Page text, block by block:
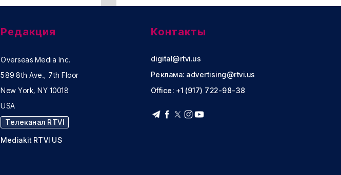
Редакция
Overseas Media Inc.
589 8th Ave., 7th Floor
New York, NY 10018
USA
Телеканал RTVI
Mediakit RTVI US
Контакты
digital@rtvi.us
Реклама: advertising@rtvi.us
Office: +1 (917) 722-98-38